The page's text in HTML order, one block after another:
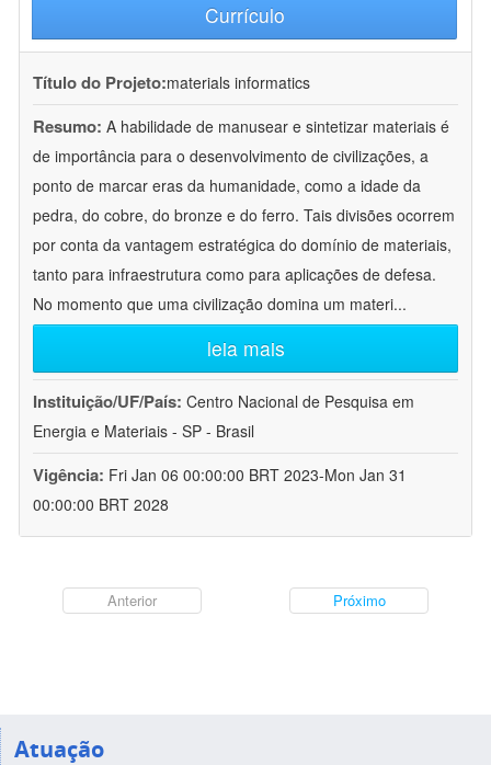
Currículo
Título do Projeto:materials informatics
Resumo: A habilidade de manusear e sintetizar materiais é
de importância para o desenvolvimento de civilizações, a
ponto de marcar eras da humanidade, como a idade da
pedra, do cobre, do bronze e do ferro. Tais divisões ocorrem
por conta da vantagem estratégica do domínio de materiais,
tanto para infraestrutura como para aplicações de defesa.
No momento que uma civilização domina um materi...
leia mais
Instituição/UF/País: Centro Nacional de Pesquisa em
Energia e Materiais - SP - Brasil
Vigência: Fri Jan 06 00:00:00 BRT 2023-Mon Jan 31
00:00:00 BRT 2028
Anterior Próximo
Atuação